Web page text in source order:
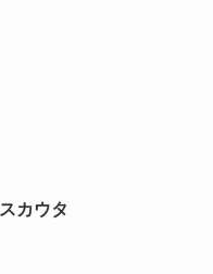
スカウタ